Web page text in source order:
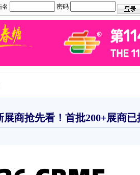
名 密码
展商抢先看！首批200+展商